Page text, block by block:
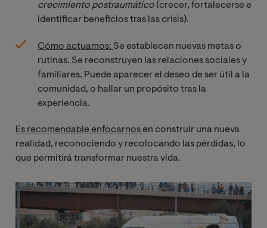
crecimiento postraumático (crecer, fortalecerse e
identificar beneficios tras las crisis).
Cómo actuamos: Se establecen nuevas metas o
rutinas. Se reconstruyen las relaciones sociales y
familiares. Puede aparecer el deseo de ser útil a la
comunidad, o hallar un propósito tras la
experiencia.
Es recomendable enfocarnosen construir una nueva
realidad, reconociendo y recolocando las pérdidas, lo
que permitirá transformar nuestra vida.
Imagen